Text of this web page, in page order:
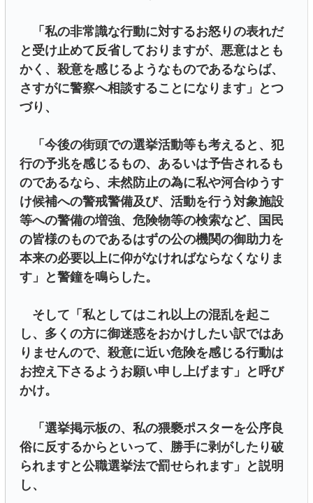
「私の非常識な行動に対するお怒りの表れだ
と受け止めて反省しておりますが、悪意はとも
かく、殺意を感じるようなものであるならば、
さすがに警察へ相談することになります」とつ
づり、
「今後の街頭での選挙活動等も考えると、犯
行の予兆を感じるもの、あるいは予告されるも
のであるなら、未然防止の為に私や河合ゆうす
け候補への警戒警備及び、活動を行う対象施設
等への警備の増強、危険物等の検索など、国民
の皆様のものであるはずの公の機関の御助力を
本来の必要以上に仰がなければならなくなりま
す」と警鐘を鳴らした。
そして「私としてはこれ以上の混乱を起こ
し、多くの方に御迷惑をおかけしたい訳ではあ
りませんので、殺意に近い危険を感じる行動は
お控え下さるようお願い申し上げます」と呼び
かけ。
「選挙掲示板の、私の猥褻ポスターを公序良
俗に反するからといって、勝手に剥がしたり破
られますと公職選挙法で罰せられます」と説明
し、